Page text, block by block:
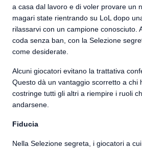
a casa dal lavoro e di voler provare un
magari state rientrando su LoL dopo
rilassarvi con un campione conosciuto.
coda senza ban, con la Selezione
come desiderate.
Alcuni giocatori evitano la trattativa
Questo dà un vantaggio scorretto a chi
costringe tutti gli altri a riempire i ruoli
andarsene.
Fiducia
Nella Selezione segreta, i giocatori a